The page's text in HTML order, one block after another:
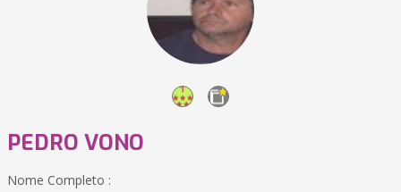
PEDRO VONO
Nome Completo :